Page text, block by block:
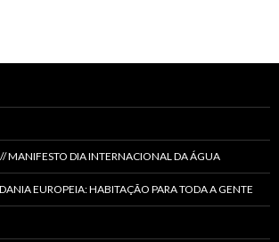
MANIFESTO DIA INTERNACIONAL DA ÁGUA
EUROPEIA: HABITAÇÃO PARA TODA A GENTE